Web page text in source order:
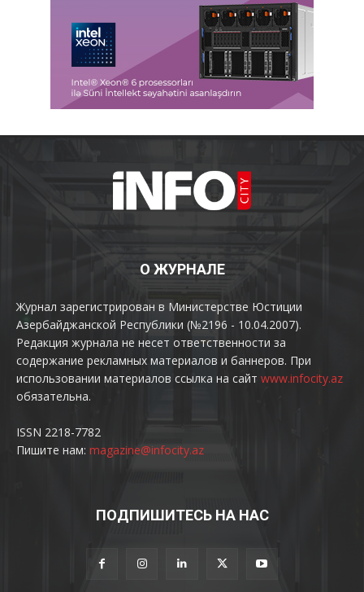
О ЖУРНАЛЕ
Журнал зарегистрирован в Министерстве Юстиции
Азербайджанской Республики (№2196 - 10.04.2007).
Редакция журнала не несет ответственности за
содержание рекламных материалов и баннеров. При
использовании материалов ссылка на сайт www.infocity.az
обязательна.
ISSN 2218-7782
Пишите нам: magazine@infocity.az
ПОДПИШИТЕСЬ НА НАС